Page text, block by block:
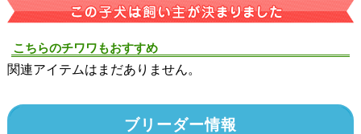
こちらのチワワもおすすめ
関連アイテムはまだありません。
ブリーダー情報